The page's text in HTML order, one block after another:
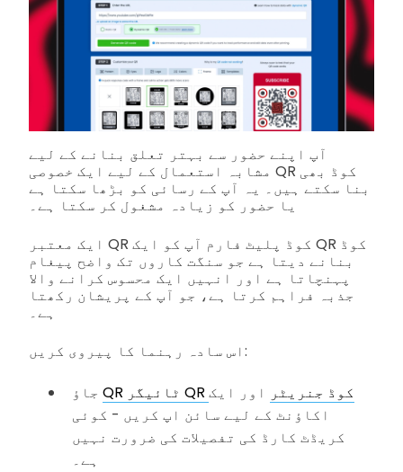
آپ اپنے حضور سے بہتر تعلق بنانے کے لیے
مشابہ استعمال کے لیے ایک خصوصی QR کوڈ بھی
بنا سکتے ہیں۔ یہ آپ کے رسائی کو بڑھا سکتا ہے
یا حضور کو زیادہ مشغول کر سکتا ہے۔
ایک معتبر QR کوڈ پلیٹ فارم آپ کو ایک QR کوڈ
بنانے دیتا ہے جو سنگت کاروں تک واضح پیغام
پہنچاتا ہے اور انہیں ایک محسوس کرانے والا
جذبہ فراہم کرتا ہے، جو آپ کے پریشان رکھتا
ہے۔
اس سادہ رہنما کا پیروی کریں:
QR ٹائیگر QR کوڈ جنریٹر اور ایک
اکاؤنٹ کے لیے سائن اپ کریں - کوئی
کریڈٹ کارڈ کی تفصیلات کی ضرورت نہیں
ہے۔